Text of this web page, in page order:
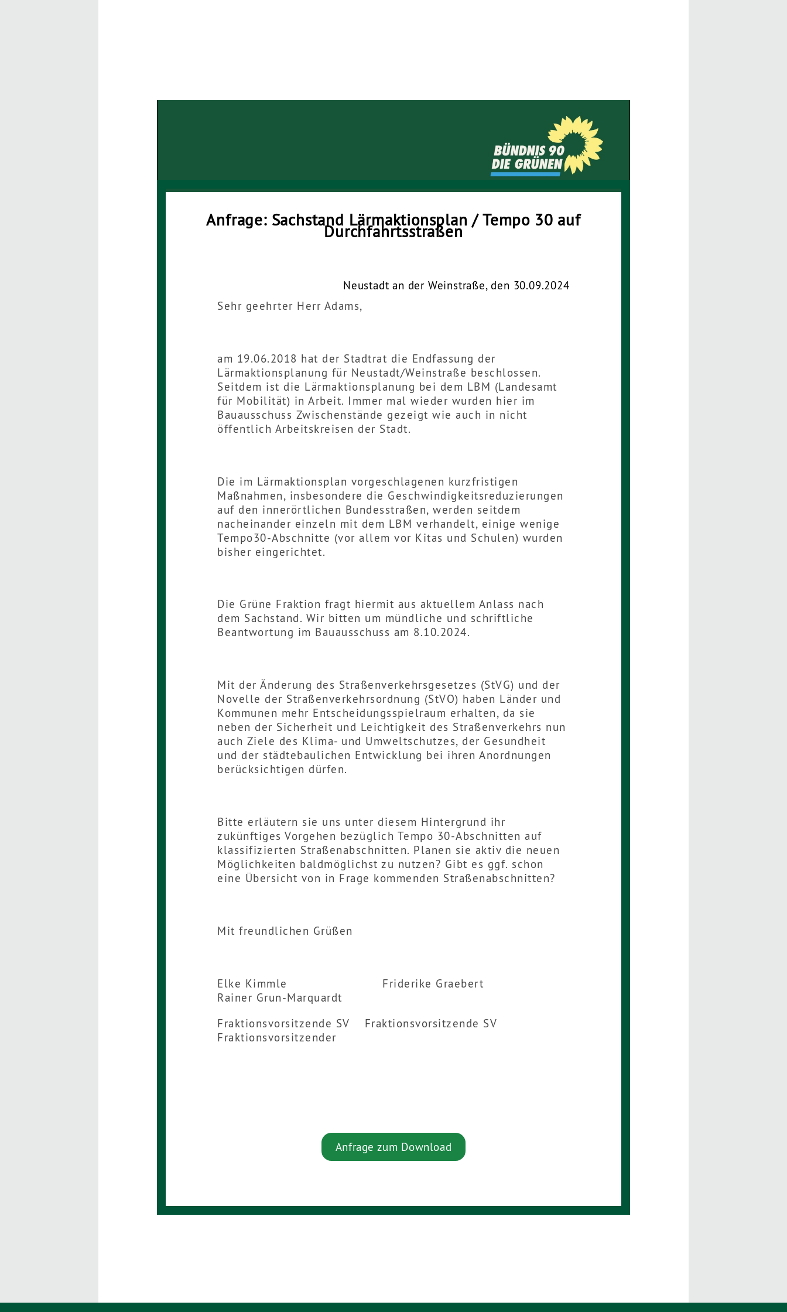
Anfrage: Sachstand Lärmaktionsplan / Tempo 30 auf
Durchfahrtsstraßen
Neustadt an der Weinstraße, den 30.09.2024
Sehr geehrter Herr Adams,
am 19.06.2018 hat der Stadtrat die Endfassung der
Lärmaktionsplanung für Neustadt/Weinstraße beschlossen.
Seitdem ist die Lärmaktionsplanung bei dem LBM (Landesamt
für Mobilität) in Arbeit. Immer mal wieder wurden hier im
Bauausschuss Zwischenstände gezeigt wie auch in nicht
öffentlich Arbeitskreisen der Stadt.
Die im Lärmaktionsplan vorgeschlagenen kurzfristigen
Maßnahmen, insbesondere die Geschwindigkeitsreduzierungen
auf den innerörtlichen Bundesstraßen, werden seitdem
nacheinander einzeln mit dem LBM verhandelt, einige wenige
Tempo30-Abschnitte (vor allem vor Kitas und Schulen) wurden
bisher eingerichtet.
Die Grüne Fraktion fragt hiermit aus aktuellem Anlass nach
dem Sachstand. Wir bitten um mündliche und schriftliche
Beantwortung im Bauausschuss am 8.10.2024.
Mit der Änderung des Straßenverkehrsgesetzes (StVG) und der
Novelle der Straßenverkehrsordnung (StVO) haben Länder und
Kommunen mehr Entscheidungsspielraum erhalten, da sie
neben der Sicherheit und Leichtigkeit des Straßenverkehrs nun
auch Ziele des Klima- und Umweltschutzes, der Gesundheit
und der städtebaulichen Entwicklung bei ihren Anordnungen
berücksichtigen dürfen.
Bitte erläutern sie uns unter diesem Hintergrund ihr
zukünftiges Vorgehen bezüglich Tempo 30-Abschnitten auf
klassifizierten Straßenabschnitten. Planen sie aktiv die neuen
Möglichkeiten baldmöglichst zu nutzen? Gibt es ggf. schon
eine Übersicht von in Frage kommenden Straßenabschnitten?
Mit freundlichen Grüßen
Elke Kimmle Friderike Graebert
Rainer Grun-Marquardt
Fraktionsvorsitzende SV Fraktionsvorsitzende SV
Fraktionsvorsitzender
Anfrage zum Download